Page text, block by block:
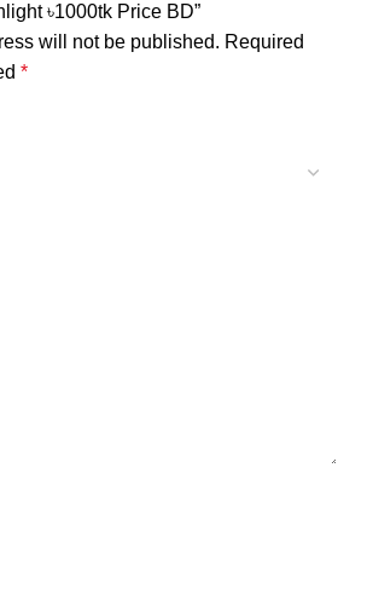
৳1000tk Price BD”
will not be published. Required
*